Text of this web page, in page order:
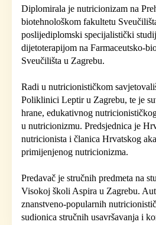
Diplomirala je nutricionizam na
biotehnološkom fakultetu
poslijediplomski specijalistički
dijetoterapijom na Farmaceutsko-
Sveučilišta u Zagrebu.
Radi u nutricionističkom
Poliklinici Leptir u Zagrebu, te je
hrane, edukativnog
u nutricionizmu. Predsjednica je
nutricionista i članica Hrvatskog
primijenjenog nutricionizma.
Predavač je stručnih predmeta na
Visokoj školi Aspira u Zagrebu.
znanstveno-popularnih
sudionica stručnih usavršavanja i